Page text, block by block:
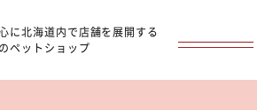
に北海道内で店舗を展開する
ペットショップ